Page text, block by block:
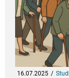
16.07.2025